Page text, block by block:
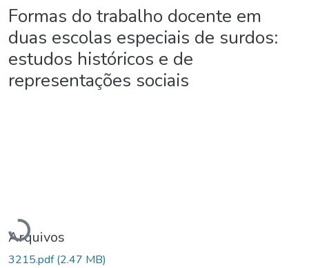
Formas do trabalho docente em
duas escolas especiais de surdos:
estudos históricos e de
representações sociais
Carregando...
Arquivos
3215.pdf(2.47 MB)